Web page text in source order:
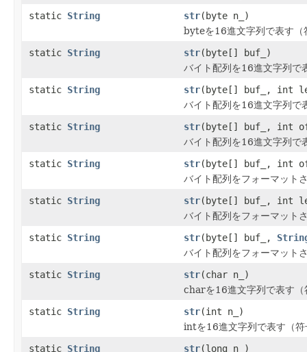
static String str(byte n_)
byteを16進文字列で表す（
static String str(byte[] buf_)
バイト配列を16進文字列で
static String str(byte[] buf_, int
バイト配列を16進文字列で
static String str(byte[] buf_, int
バイト配列を16進文字列で
static String str(byte[] buf_, int
バイト配列をフォーマット
static String str(byte[] buf_, int
バイト配列をフォーマット
static String str(byte[] buf_,
バイト配列をフォーマット
static String str(char n_)
charを16進文字列で表す（
static String str(int n_)
intを16進文字列で表す（符
static String str(long n_)